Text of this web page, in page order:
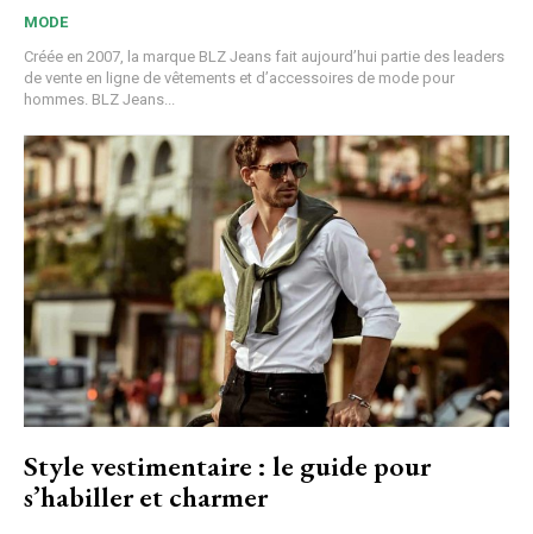
MODE
Créée en 2007, la marque BLZ Jeans fait aujourd’hui partie des leaders
de vente en ligne de vêtements et d’accessoires de mode pour
hommes. BLZ Jeans...
Style vestimentaire : le guide pour
s’habiller et charmer